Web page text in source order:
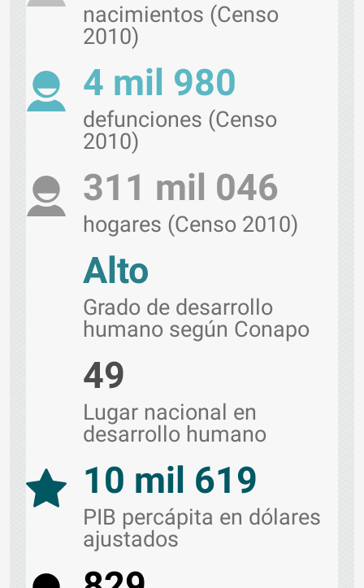
nacimientos (Censo
2010)
4 mil 980
defunciones (Censo
2010)
311 mil 046
hogares (Censo 2010)
Alto
Grado de desarrollo
humano según Conapo
49
Lugar nacional en
desarrollo humano
10 mil 619
PIB percápita en dólares
ajustados